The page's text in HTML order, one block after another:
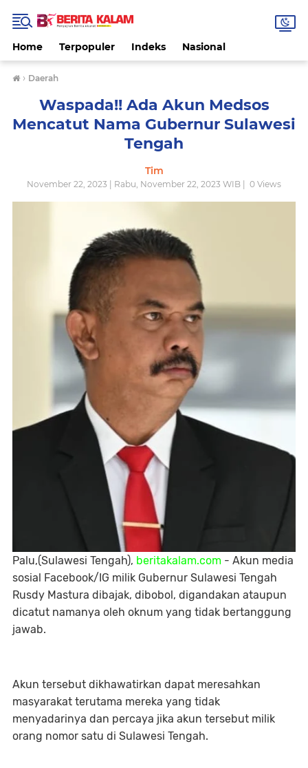
Home Terpopuler Indeks Nasional
› Daerah
Waspada!! Ada Akun Medsos
Mencatut Nama Gubernur Sulawesi
Tengah
Tim
November 22, 2023 | Rabu, November 22, 2023 WIB | 0 Views
Palu,(Sulawesi Tengah), beritakalam.com - Akun media
sosial Facebook/IG milik Gubernur Sulawesi Tengah
Rusdy Mastura dibajak, dibobol, digandakan ataupun
dicatut namanya oleh oknum yang tidak bertanggung
jawab.
Akun tersebut dikhawatirkan dapat meresahkan
masyarakat terutama mereka yang tidak
menyadarinya dan percaya jika akun tersebut milik
orang nomor satu di Sulawesi Tengah.